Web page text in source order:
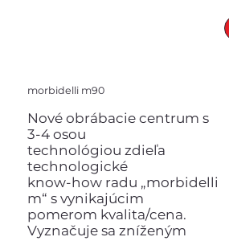
morbidelli m90
Nové obrábacie centrum s
3-4 osou
technológiou zdieľa
technologické
know-how radu „morbidelli
m“ s vynikajúcim
pomerom kvalita/cena.
Vyznačuje sa zníženým